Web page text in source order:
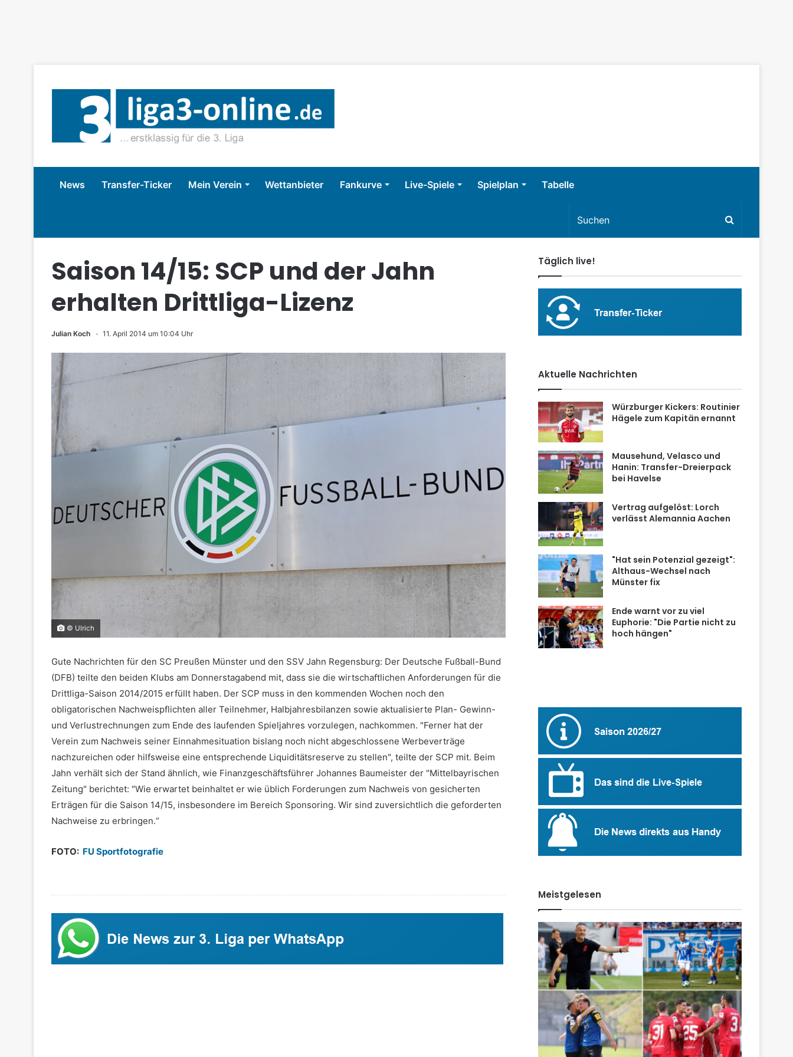
News Transfer-Ticker Mein Verein Wettanbieter Fankurve Live-Spiele Spielplan Tabelle
Saison 14/15: SCP und der Jahn
erhalten Drittliga-Lizenz
Julian Koch 11. April 2014 um 10:04 Uhr
© Ulrich
Gute Nachrichten für den SC Preußen Münster und den SSV Jahn Regensburg: Der Deutsche Fußball-Bund
(DFB) teilte den beiden Klubs am Donnerstagabend mit, dass sie die wirtschaftlichen Anforderungen für die
Drittliga-Saison 2014/2015 erfüllt haben. Der SCP muss in den kommenden Wochen noch den
obligatorischen Nachweispflichten aller Teilnehmer, Halbjahresbilanzen sowie aktualisierte Plan- Gewinn-
und Verlustrechnungen zum Ende des laufenden Spieljahres vorzulegen, nachkommen. "Ferner hat der
Verein zum Nachweis seiner Einnahmesituation bislang noch nicht abgeschlossene Werbeverträge
nachzureichen oder hilfsweise eine entsprechende Liquiditätsreserve zu stellen", teilte der SCP mit. Beim
Jahn verhält sich der Stand ähnlich, wie Finanzgeschäftsführer Johannes Baumeister der "Mittelbayrischen
Zeitung" berichtet: "Wie erwartet beinhaltet er wie üblich Forderungen zum Nachweis von gesicherten
Erträgen für die Saison 14/15, insbesondere im Bereich Sponsoring. Wir sind zuversichtlich die geforderten
Nachweise zu erbringen.“
FOTO: FU Sportfotografie
Täglich live!
Aktuelle Nachrichten
Würzburger Kickers: Routinier
Hägele zum Kapitän ernannt
Mausehund, Velasco und
Hanin: Transfer-Dreierpack
bei Havelse
Vertrag aufgelöst: Lorch
verlässt Alemannia Aachen
"Hat sein Potenzial gezeigt":
Althaus-Wechsel nach
Münster fix
Ende warnt vor zu viel
Euphorie: "Die Partie nicht zu
hoch hängen"
Meistgelesen